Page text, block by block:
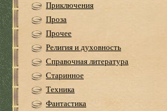
Приключения
Проза
Прочее
Религия и духовность
Справочная литература
Старинное
Техника
Фантастика